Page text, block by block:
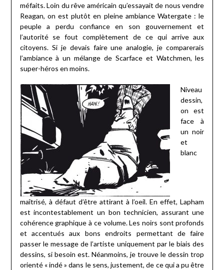
méfaits. Loin du rêve américain qu’essayait de nous vendre
Reagan, on est plutôt en pleine ambiance Watergate : le
peuple a perdu confiance en son gouvernement et
l’autorité se fout complètement de ce qui arrive aux
citoyens. Si je devais faire une analogie, je comparerais
l’ambiance à un mélange de Scarface et Watchmen, les
super-héros en moins.
Niveau
dessin,
on est
face à
un noir
et
blanc
maîtrisé, à défaut d’être attirant à l’oeil. En effet, Lapham
est incontestablement un bon technicien, assurant une
cohérence graphique à ce volume. Les noirs sont profonds
et accentués aux bons endroits permettant de faire
passer le message de l’artiste uniquement par le biais des
dessins, si besoin est. Néanmoins, je trouve le dessin trop
orienté « indé » dans le sens, justement, de ce qui a pu être